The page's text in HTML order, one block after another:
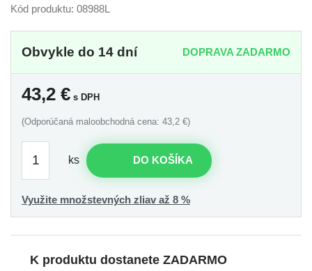
Kód produktu: 08988L
Obvykle do 14 dní DOPRAVA ZADARMO
43,2 € s DPH
(Odporúčaná maloobchodná cena: 43,2 €)
ks DO KOŠÍKA
Využite množstevných zliav až 8 %
K produktu dostanete ZADARMO